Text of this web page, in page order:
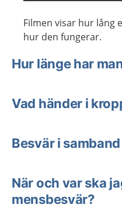
Filmen visar hur lång
hur den fungerar.
Hur länge har
Vad händer i
Besvär i
När och var ska
mensbesvär?